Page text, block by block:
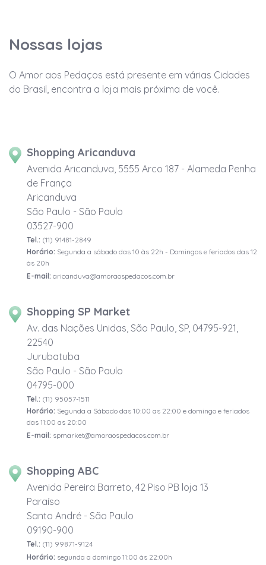
Nossas lojas
O Amor aos Pedaços está presente em várias Cidades
do Brasil, encontra a loja mais próxima de você.
Shopping Aricanduva
Avenida Aricanduva, 5555 Arco 187 - Alameda Penha
de França
Aricanduva
São Paulo - São Paulo
03527-900
Tel.: (11) 91481-2849
Horário: Segunda a sábado das 10 às 22h - Domingos e feriados das 12
às 20h
E-mail: aricanduva@amoraospedacos.com.br
Shopping SP Market
Av. das Nações Unidas, São Paulo, SP, 04795-921,
22540
Jurubatuba
São Paulo - São Paulo
04795-000
Tel.: (11) 95057-1511
Horário: Segunda a Sábado das 10:00 as 22:00 e domingo e feriados
das 11:00 as 20:00
E-mail: spmarket@amoraospedacos.com.br
Shopping ABC
Avenida Pereira Barreto, 42 Piso PB loja 13
Paraíso
Santo André - São Paulo
09190-900
Tel.: (11) 99871-9124
Horário: segunda a domingo 11:00 às 22:00h